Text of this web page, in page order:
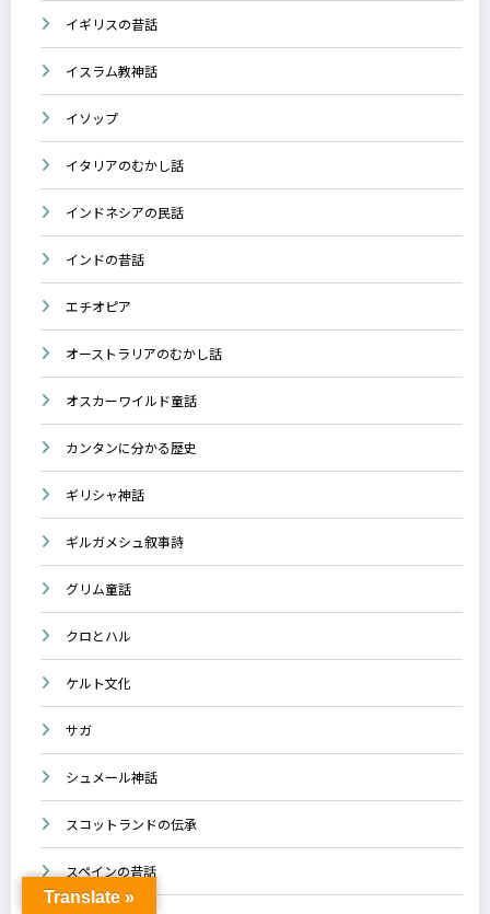
イギリスの昔話
イスラム教神話
イソップ
イタリアのむかし話
インドネシアの民話
インドの昔話
エチオピア
オーストラリアのむかし話
オスカーワイルド童話
カンタンに分かる歴史
ギリシャ神話
ギルガメシュ叙事詩
グリム童話
クロとハル
ケルト文化
サガ
シュメール神話
スコットランドの伝承
スペインの昔話
Translate »